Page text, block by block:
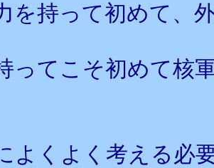
を持って初めて、
ってこそ初めて核
よくよく考える必